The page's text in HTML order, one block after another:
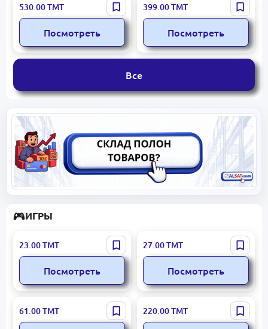
Gemini
530.00ТМТ
Посмотреть
Hedra
399.00ТМТ
Посмотреть
Все
ИГРЫ
Destiny Rising
23.00ТМТ
Посмотреть
EVE Echoes
27.00ТМТ
Посмотреть
Valorant
61.00ТМТ EA SPORTS FC26
220.00ТМТ